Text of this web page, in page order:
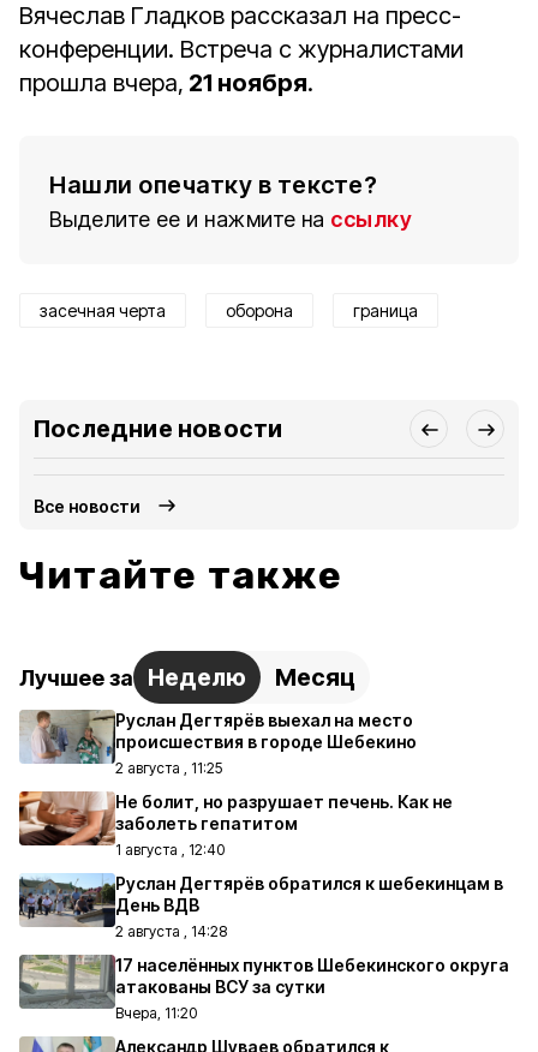
Вячеслав Гладков рассказал на пресс-
конференции. Встреча с журналистами
прошла вчера, 21 ноября.
Нашли опечатку в тексте?
Выделите ее и нажмите на ссылку
засечная черта оборона граница
Последние новости
Все новости
Читайте также
Лучшее за Неделю Месяц
Руслан Дегтярёв выехал на место
происшествия в городе Шебекино
2 августа , 11:25
Не болит, но разрушает печень. Как не
заболеть гепатитом
1 августа , 12:40
Руслан Дегтярёв обратился к шебекинцам в
День ВДВ
2 августа , 14:28
17 населённых пунктов Шебекинского округа
атакованы ВСУ за сутки
Вчера, 11:20
Александр Шуваев обратился к